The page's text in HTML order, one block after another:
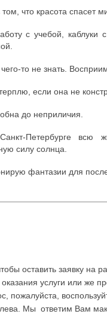
что красота спасет
с учебой, каблуки
то не знать.
если она не
до неприличия.
Петербурге всю
силу солнца.
фантазии для
оставить заявку на
услуги или же
пожалуйста,
Мы ответим Вам